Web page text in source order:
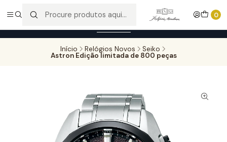
0
Entregas gratuitas para compras superiores a 100,00€ - Todas as
encomendas serão sujeitas a confirmação de stock.
Início Relógios Novos Seiko
Astron Edição limitada de 800 peças